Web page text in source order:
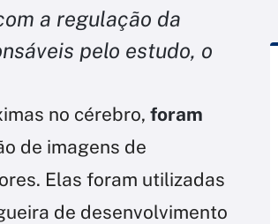
a regulação da
pelo estudo, o
no cérebro, foram
de imagens de
Elas foram utilizadas
de desenvolvimento